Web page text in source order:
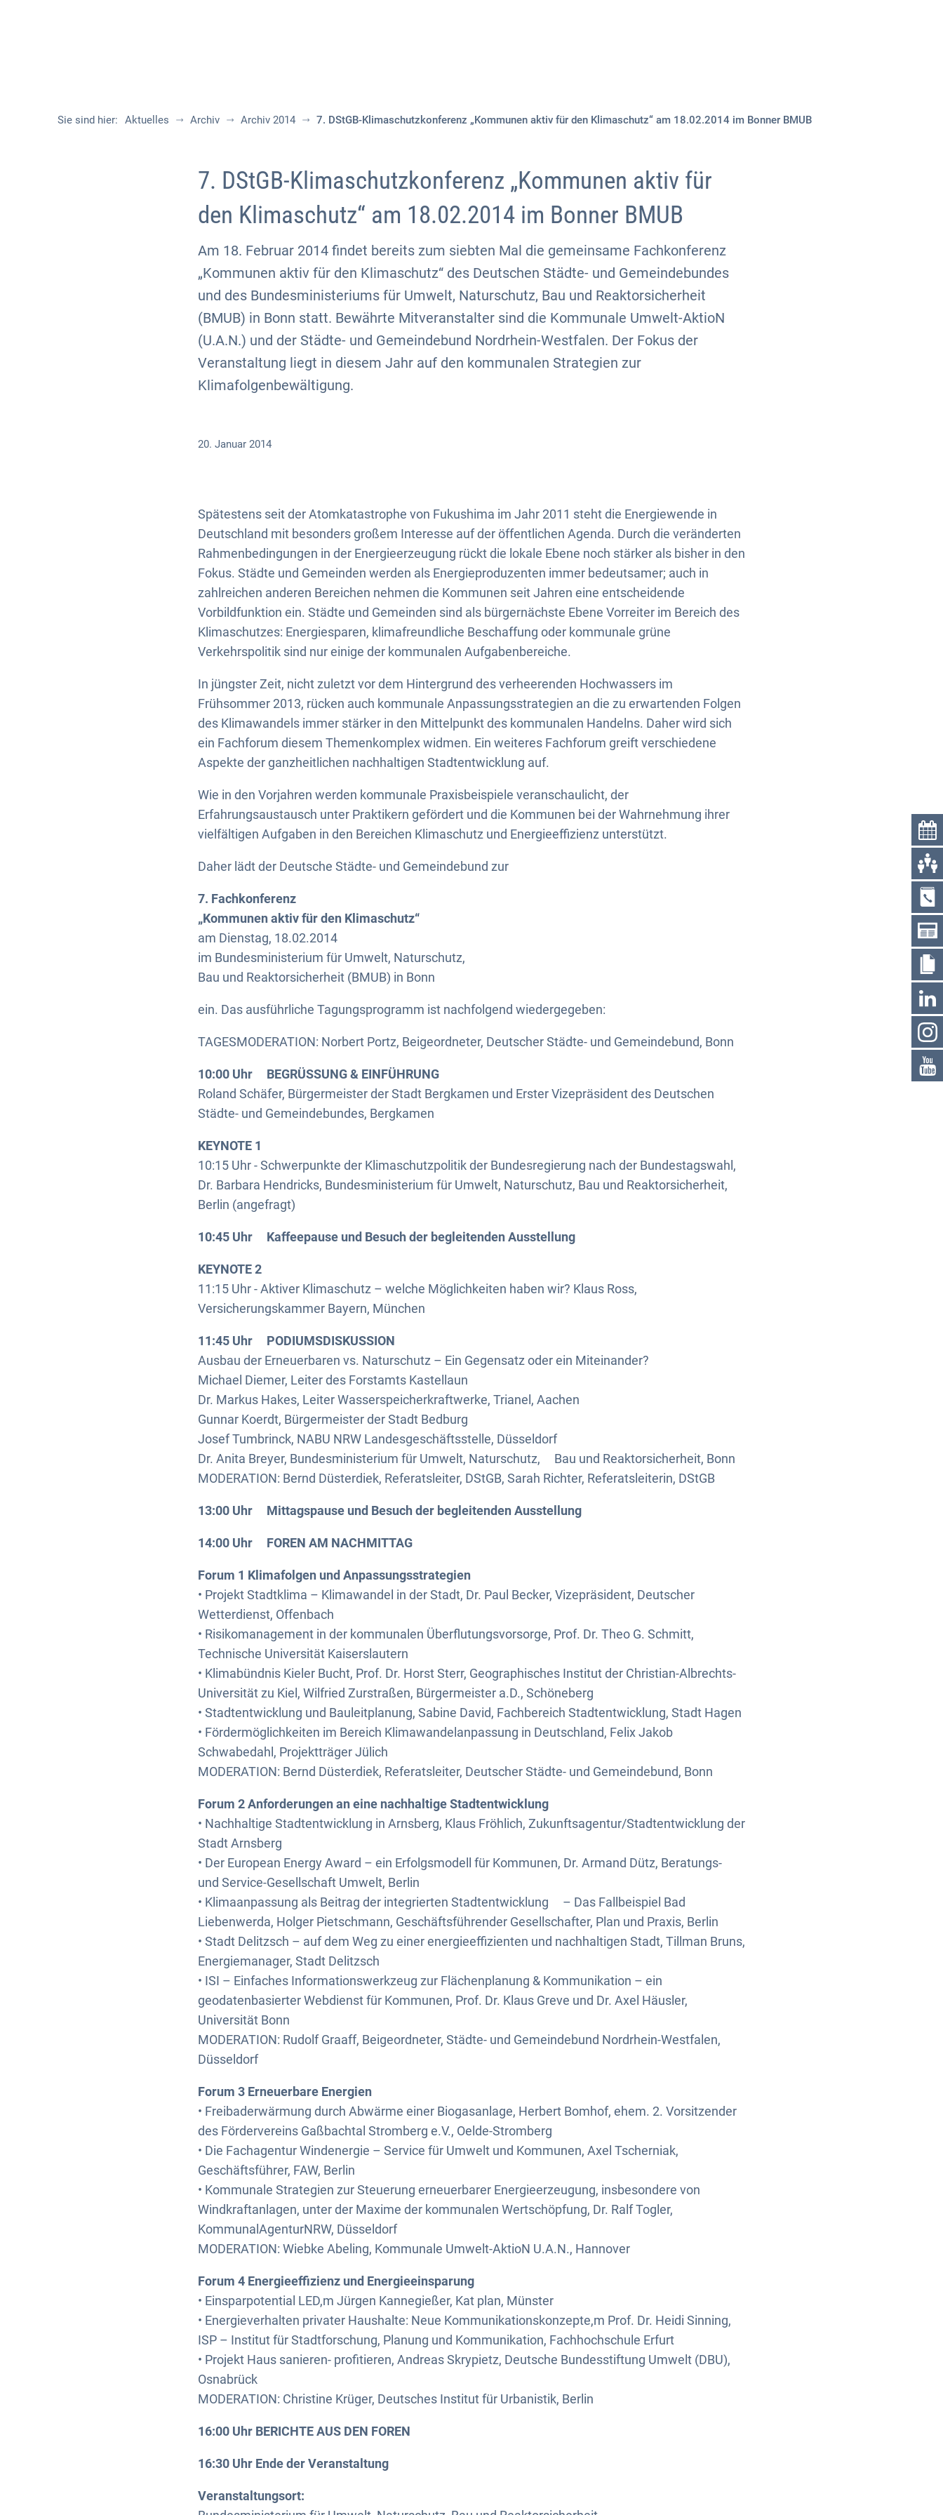
Sie sind hier: Aktuelles Archiv Archiv 2014 7. DStGB-Klimaschutzkonferenz „Kommunen aktiv für den Klimaschutz“ am 18.02.2014 im Bonner BMUB
7. DStGB-Klimaschutzkonferenz „Kommunen aktiv für
den Klimaschutz“ am 18.02.2014 im Bonner BMUB
Am 18. Februar 2014 findet bereits zum siebten Mal die gemeinsame Fachkonferenz
„Kommunen aktiv für den Klimaschutz“ des Deutschen Städte- und Gemeindebundes
und des Bundesministeriums für Umwelt, Naturschutz, Bau und Reaktorsicherheit
(BMUB) in Bonn statt. Bewährte Mitveranstalter sind die Kommunale Umwelt-AktioN
(U.A.N.) und der Städte- und Gemeindebund Nordrhein-Westfalen. Der Fokus der
Veranstaltung liegt in diesem Jahr auf den kommunalen Strategien zur
Klimafolgenbewältigung.
20. Januar 2014
Spätestens seit der Atomkatastrophe von Fukushima im Jahr 2011 steht die Energiewende in
Deutschland mit besonders großem Interesse auf der öffentlichen Agenda. Durch die veränderten
Rahmenbedingungen in der Energieerzeugung rückt die lokale Ebene noch stärker als bisher in den
Fokus. Städte und Gemeinden werden als Energieproduzenten immer bedeutsamer; auch in
zahlreichen anderen Bereichen nehmen die Kommunen seit Jahren eine entscheidende
Vorbildfunktion ein. Städte und Gemeinden sind als bürgernächste Ebene Vorreiter im Bereich des
Klimaschutzes: Energiesparen, klimafreundliche Beschaffung oder kommunale grüne
Verkehrspolitik sind nur einige der kommunalen Aufgabenbereiche.
In jüngster Zeit, nicht zuletzt vor dem Hintergrund des verheerenden Hochwassers im
Frühsommer 2013, rücken auch kommunale Anpassungsstrategien an die zu erwartenden Folgen
des Klimawandels immer stärker in den Mittelpunkt des kommunalen Handelns. Daher wird sich
ein Fachforum diesem Themenkomplex widmen. Ein weiteres Fachforum greift verschiedene
Aspekte der ganzheitlichen nachhaltigen Stadtentwicklung auf.
Wie in den Vorjahren werden kommunale Praxisbeispiele veranschaulicht, der
Erfahrungsaustausch unter Praktikern gefördert und die Kommunen bei der Wahrnehmung ihrer
vielfältigen Aufgaben in den Bereichen Klimaschutz und Energieeffizienz unterstützt.
Daher lädt der Deutsche Städte- und Gemeindebund zur
7. Fachkonferenz
„Kommunen aktiv für den Klimaschutz“
am Dienstag, 18.02.2014
im Bundesministerium für Umwelt, Naturschutz,
Bau und Reaktorsicherheit (BMUB) in Bonn
ein. Das ausführliche Tagungsprogramm ist nachfolgend wiedergegeben:
TAGESMODERATION: Norbert Portz, Beigeordneter, Deutscher Städte- und Gemeindebund, Bonn
10:00 Uhr BEGRÜSSUNG & EINFÜHRUNG
Roland Schäfer, Bürgermeister der Stadt Bergkamen und Erster Vizepräsident des Deutschen
Städte- und Gemeindebundes, Bergkamen
KEYNOTE 1
10:15 Uhr - Schwerpunkte der Klimaschutzpolitik der Bundesregierung nach der Bundestagswahl,
Dr. Barbara Hendricks, Bundesministerium für Umwelt, Naturschutz, Bau und Reaktorsicherheit,
Berlin (angefragt)
10:45 Uhr Kaffeepause und Besuch der begleitenden Ausstellung
KEYNOTE 2
11:15 Uhr - Aktiver Klimaschutz – welche Möglichkeiten haben wir? Klaus Ross,
Versicherungskammer Bayern, München
11:45 Uhr PODIUMSDISKUSSION
Ausbau der Erneuerbaren vs. Naturschutz – Ein Gegensatz oder ein Miteinander?
Michael Diemer, Leiter des Forstamts Kastellaun
Dr. Markus Hakes, Leiter Wasserspeicherkraftwerke, Trianel, Aachen
Gunnar Koerdt, Bürgermeister der Stadt Bedburg
Josef Tumbrinck, NABU NRW Landesgeschäftsstelle, Düsseldorf
Dr. Anita Breyer, Bundesministerium für Umwelt, Naturschutz, Bau und Reaktorsicherheit, Bonn
MODERATION: Bernd Düsterdiek, Referatsleiter, DStGB, Sarah Richter, Referatsleiterin, DStGB
13:00 Uhr Mittagspause und Besuch der begleitenden Ausstellung
14:00 Uhr FOREN AM NACHMITTAG
Forum 1 Klimafolgen und Anpassungsstrategien
• Projekt Stadtklima – Klimawandel in der Stadt, Dr. Paul Becker, Vizepräsident, Deutscher
Wetterdienst, Offenbach
• Risikomanagement in der kommunalen Überflutungsvorsorge, Prof. Dr. Theo G. Schmitt,
Technische Universität Kaiserslautern
• Klimabündnis Kieler Bucht, Prof. Dr. Horst Sterr, Geographisches Institut der Christian-Albrechts-
Universität zu Kiel, Wilfried Zurstraßen, Bürgermeister a.D., Schöneberg
• Stadtentwicklung und Bauleitplanung, Sabine David, Fachbereich Stadtentwicklung, Stadt Hagen
• Fördermöglichkeiten im Bereich Klimawandelanpassung in Deutschland, Felix Jakob
Schwabedahl, Projektträger Jülich
MODERATION: Bernd Düsterdiek, Referatsleiter, Deutscher Städte- und Gemeindebund, Bonn
Forum 2 Anforderungen an eine nachhaltige Stadtentwicklung
• Nachhaltige Stadtentwicklung in Arnsberg, Klaus Fröhlich, Zukunftsagentur/Stadtentwicklung der
Stadt Arnsberg
• Der European Energy Award – ein Erfolgsmodell für Kommunen, Dr. Armand Dütz, Beratungs-
und Service-Gesellschaft Umwelt, Berlin
• Klimaanpassung als Beitrag der integrierten Stadtentwicklung – Das Fallbeispiel Bad
Liebenwerda, Holger Pietschmann, Geschäftsführender Gesellschafter, Plan und Praxis, Berlin
• Stadt Delitzsch – auf dem Weg zu einer energieeffizienten und nachhaltigen Stadt, Tillman Bruns,
Energiemanager, Stadt Delitzsch
• ISI – Einfaches Informationswerkzeug zur Flächenplanung & Kommunikation – ein
geodatenbasierter Webdienst für Kommunen, Prof. Dr. Klaus Greve und Dr. Axel Häusler,
Universität Bonn
MODERATION: Rudolf Graaff, Beigeordneter, Städte- und Gemeindebund Nordrhein-Westfalen,
Düsseldorf
Forum 3 Erneuerbare Energien
• Freibaderwärmung durch Abwärme einer Biogasanlage, Herbert Bomhof, ehem. 2. Vorsitzender
des Fördervereins Gaßbachtal Stromberg e.V., Oelde-Stromberg
• Die Fachagentur Windenergie – Service für Umwelt und Kommunen, Axel Tscherniak,
Geschäftsführer, FAW, Berlin
• Kommunale Strategien zur Steuerung erneuerbarer Energieerzeugung, insbesondere von
Windkraftanlagen, unter der Maxime der kommunalen Wertschöpfung, Dr. Ralf Togler,
KommunalAgenturNRW, Düsseldorf
MODERATION: Wiebke Abeling, Kommunale Umwelt-AktioN U.A.N., Hannover
Forum 4 Energieeffizienz und Energieeinsparung
• Einsparpotential LED,m Jürgen Kannegießer, Kat plan, Münster
• Energieverhalten privater Haushalte: Neue Kommunikationskonzepte,m Prof. Dr. Heidi Sinning,
ISP – Institut für Stadtforschung, Planung und Kommunikation, Fachhochschule Erfurt
• Projekt Haus sanieren- profitieren, Andreas Skrypietz, Deutsche Bundesstiftung Umwelt (DBU),
Osnabrück
MODERATION: Christine Krüger, Deutsches Institut für Urbanistik, Berlin
16:00 Uhr BERICHTE AUS DEN FOREN
16:30 Uhr Ende der Veranstaltung
Veranstaltungsort: